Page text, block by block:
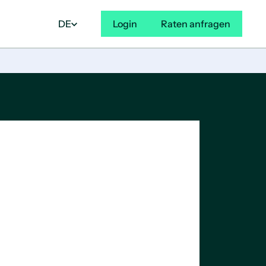
DE Login Raten anfragen